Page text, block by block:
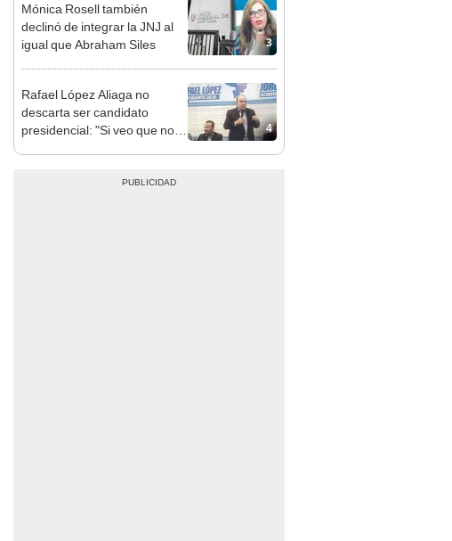
3
Mónica Rosell también
declinó de integrar la JNJ al
igual que Abraham Siles
4
Rafael López Aliaga no
descarta ser candidato
presidencial: "Si veo que no